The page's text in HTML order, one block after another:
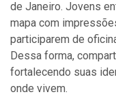
de Janeiro. Jovens
mapa com
participarem de
Dessa forma,
fortalecendo suas
onde vivem.